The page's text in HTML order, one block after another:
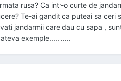
rusa? Ca intr-o curte de
Te-ai gandit ca puteai sa ceri
jandarmii care dau cu sapa ,
exemple...........